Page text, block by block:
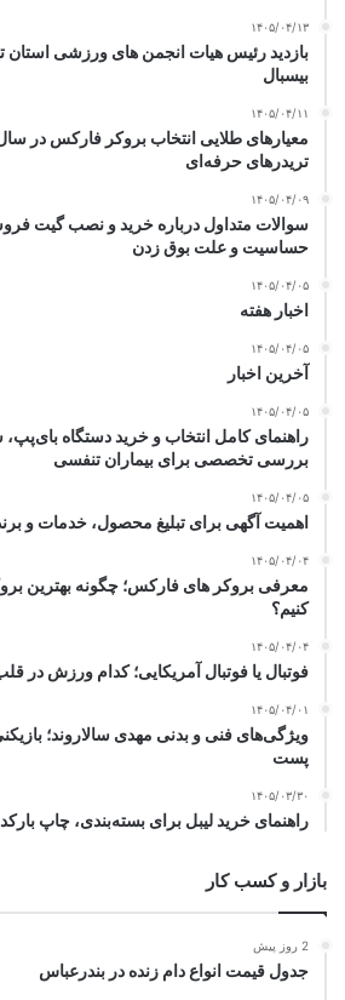
۱۴۰۵/۰۴/۱۳
بازدید رئیس هیات انجمن های ورزشی استان
بیسبال
۱۴۰۵/۰۴/۱۱
تریدرهای حرفه‌ای
۱۴۰۵/۰۴/۰۹
سوالات متداول درباره خرید و نصب گیت
حساسیت و علت بوق زدن
۱۴۰۵/۰۴/۰۵
اخبار هفته
۱۴۰۵/۰۴/۰۵
آخرین اخبار
۱۴۰۵/۰۴/۰۵
راهنمای کامل انتخاب و خرید دستگاه
بررسی تخصصی برای بیماران تنفسی
۱۴۰۵/۰۴/۰۵
اهمیت آگهی برای تبلیغ محصول، خدمات و
۱۴۰۵/۰۴/۰۴
معرفی بروکر های فارکس؛ چگونه بهترین
کنیم؟
۱۴۰۵/۰۴/۰۴
فوتبال یا فوتبال آمریکایی؛ کدام ورزش در
۱۴۰۵/۰۴/۰۱
ویژگی‌های فنی و بدنی مهدی سالاروند؛
پست
۱۴۰۵/۰۳/۳۰
راهنمای خرید لیبل برای بسته‌بندی، چاپ
بازار و کسب کار
2 روز پیش
جدول قیمت انواع دام زنده در بندرعباس